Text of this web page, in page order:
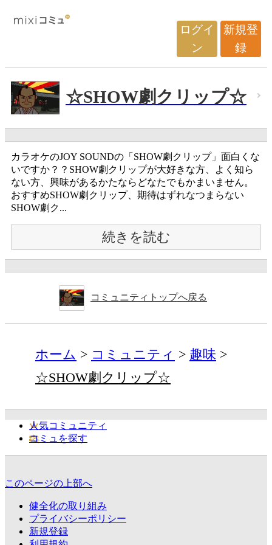
ログイ
ン
新規登
録
☆SHOW劇クリップ☆
カラオケのJOY SOUNDの「SHOW劇クリップ」面白くな
いですか？？SHOW劇クリップが大好きな方、よく知ら
ない方、興味があるかたならどなたでもかまいません。
おすすめSHOW劇クリップ、期待はずれなつまらない
SHOW劇ク...
続きを読む
コミュニティトップへ戻る
ホーム コミュニティ
趣味
☆SHOW劇クリップ☆
人気コミュニティ
コミュを探す
このページの上部へ
健全化の取り組み
プライバシーポリシー
新規登録